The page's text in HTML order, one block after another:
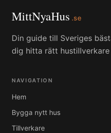
MittNyaHus .se
Din guide till Sveriges
dig hitta rätt
NAVIGATION
Hem
Bygga nytt hus
Tillverkare